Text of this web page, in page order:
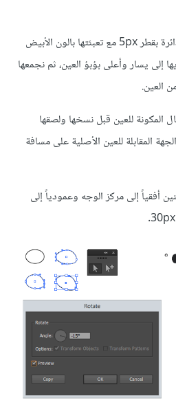
لإضافة القليل من التألق نرسم دائرة بقطر 5px مع تعبئتها بالون الأبيض
إلى يسار وأعلى بؤبؤ العين، ثم نجمعها
العين.
المكونة للعين قبل نسخها ولصقها
المقابلة للعين الأصلية على مسافة
أفقياً إلى مركز الوجه وعمودياً إلى